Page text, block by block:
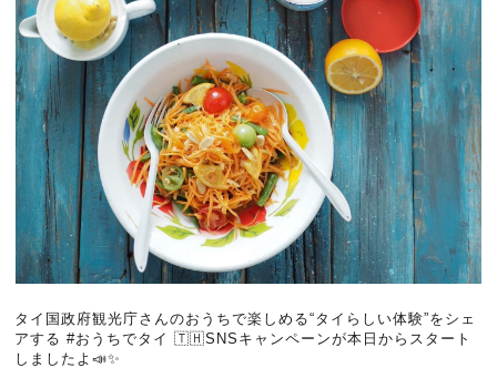
タイ国政府観光庁さんのおうちで楽しめる“タイらしい体験”をシェ
アする #おうちでタイ 🇹🇭SNSキャンペーンが本日からスタート
しましたよ📣✨